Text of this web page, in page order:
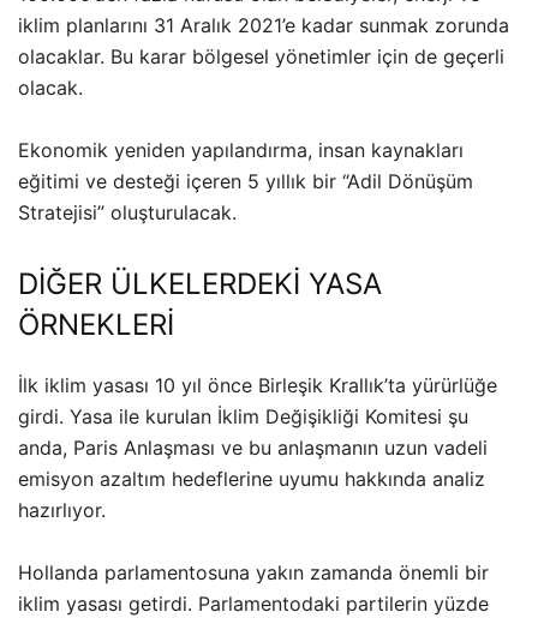
iklim planlarını 31 Aralık 2021’e kadar sunmak zorunda
olacaklar. Bu karar bölgesel yönetimler için de geçerli
olacak.
Ekonomik yeniden yapılandırma, insan kaynakları
eğitimi ve desteği içeren 5 yıllık bir “Adil Dönüşüm
Stratejisi” oluşturulacak.
DİĞER ÜLKELERDEKİ YASA
ÖRNEKLERİ
İlk iklim yasası 10 yıl önce Birleşik Krallık’ta yürürlüğe
girdi. Yasa ile kurulan İklim Değişikliği Komitesi şu
anda, Paris Anlaşması ve bu anlaşmanın uzun vadeli
emisyon azaltım hedeflerine uyumu hakkında analiz
hazırlıyor.
Hollanda parlamentosuna yakın zamanda önemli bir
iklim yasası getirdi. Parlamentodaki partilerin yüzde